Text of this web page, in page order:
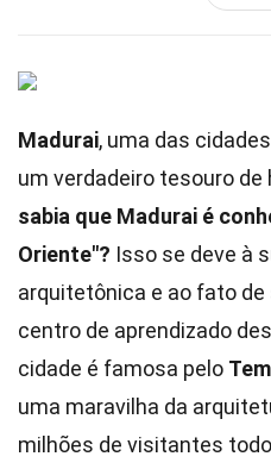
Madurai, uma das
um verdadeiro tesouro
sabia que Madurai é
Oriente"? Isso se deve à
arquitetônica e ao fato
centro de aprendizado
cidade é famosa pelo
uma maravilha da
milhões de visitantes